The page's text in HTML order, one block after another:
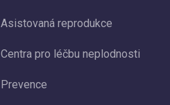
Asistovaná reprodukce
Centra pro léčbu neplodnosti
Prevence